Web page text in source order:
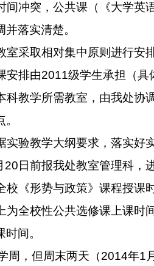
间冲突，公共课（《大学英
落实清楚。
室采取相对集中原则进行安
安排由2011级学生承担（具
科教学所需教室，由我处协
实验教学大纲要求，落实好
20 日前报我处教室管理科，
校《形势与政策》课程授课
为全校性公共选修课上课时
间。
周，但周末两天（2014年1